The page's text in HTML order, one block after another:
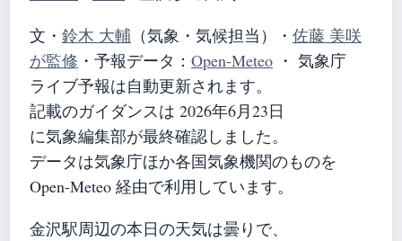
文・ 鈴木 大輔 （気象・気候担当） ・ 佐藤 美咲
が監修 ・ 予報データ： Open-Meteo ・ 気象庁
ライブ予報は自動更新されます。
記載のガイダンスは 2026年6月23日
に気象編集部が最終確認しました。
データは気象庁ほか各国気象機関のものを
Open-Meteo 経由で利用しています。
金沢駅周辺の本日の天気は曇りで、